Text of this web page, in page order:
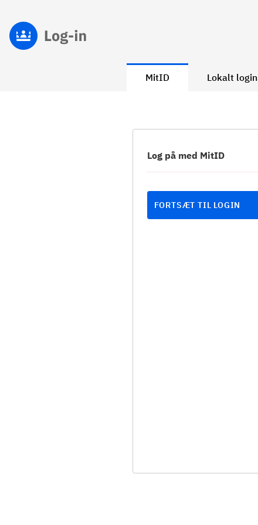
MitID Lokalt login
Log på med MitID
FORTSÆT TIL LOGIN